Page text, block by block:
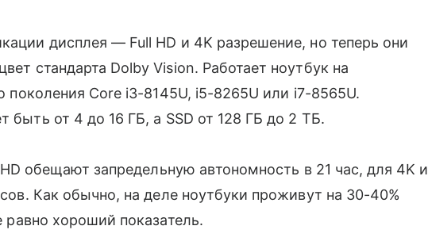
дисплея — Full HD и 4K разрешение, но теперь они
стандарта Dolby Vision. Работает ноутбук на
поколения Core i3-8145U, i5-8265U или i7-8565U.
быть от 4 до 16 ГБ, а SSD от 128 ГБ до 2 ТБ.
обещают запредельную автономность в 21 час, для 4K и
Как обычно, на деле ноутбуки проживут на 30-40%
хороший показатель.